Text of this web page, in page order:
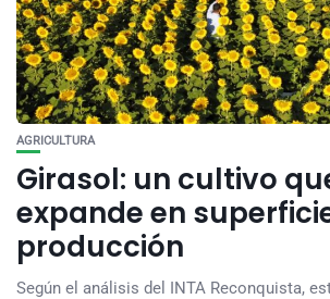
AGRICULTURA
Girasol: un cultivo
expande en
producción
Según el análisis del INTA Reconquista,